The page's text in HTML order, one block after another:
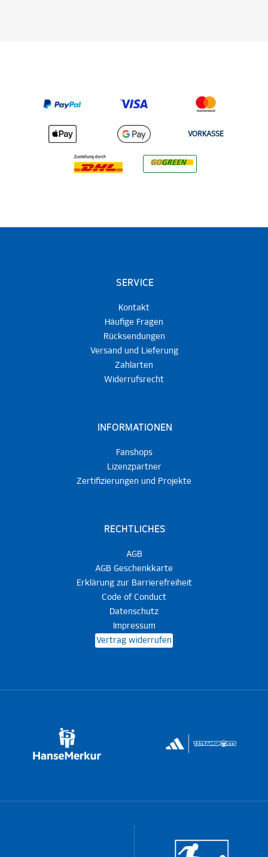
VORKASSE
SERVICE
Kontakt
Häufige Fragen
Rücksendungen
Versand und Lieferung
Zahlarten
Widerrufsrecht
INFORMATIONEN
Fanshops
Lizenzpartner
Zertifizierungen und Projekte
RECHTLICHES
AGB
AGB Geschenkkarte
Erklärung zur Barrierefreiheit
Code of Conduct
Datenschutz
Impressum
Vertrag widerrufen